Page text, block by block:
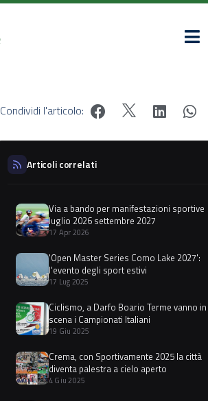
Condividi l'articolo:
Articoli correlati
Via a bando per manifestazioni sportive
luglio 2026 settembre 2027
17 Apr 2026
'Open Master Series Como Lake 2027':
l'evento degli sport estivi
17 Lug 2025
Ciclismo, a Darfo Boario Terme vanno in
scena i Campionati Italiani
19 Giu 2025
Crema, con Sportivamente 2025 la città
diventa palestra a cielo aperto
4 Giu 2025